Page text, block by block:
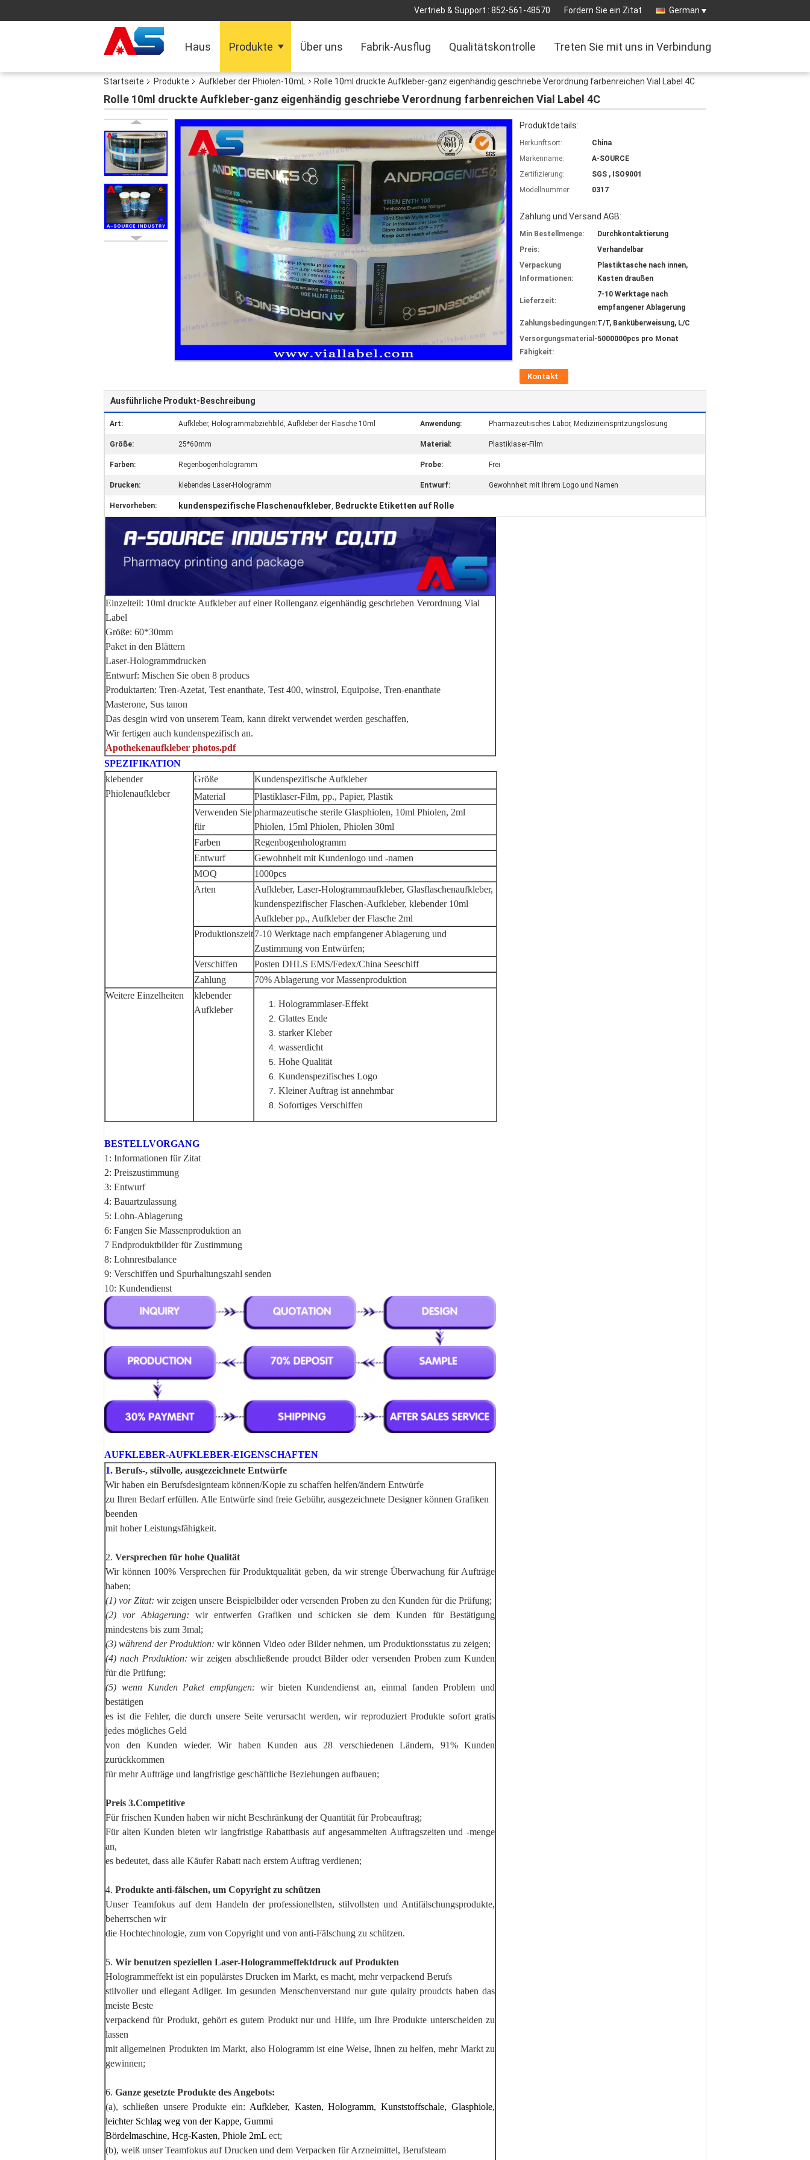
Vertrieb & Support : 852-561-48570 Fordern Sie ein Zitat German
Haus Produkte Über uns Fabrik-Ausflug Qualitätskontrolle Treten Sie mit uns in Verbindung
Startseite Produkte Aufkleber der Phiolen-10mL Rolle 10ml druckte Aufkleber-ganz eigenhändig geschriebe Verordnung farbenreichen Vial Label 4C
Rolle 10ml druckte Aufkleber-ganz eigenhändig geschriebe Verordnung farbenreichen Vial Label 4C
Produktdetails:
Herkunftsort:
China
Markenname:
A-SOURCE
Zertifizierung:
SGS , ISO9001
Modellnummer:
0317
Zahlung und Versand AGB:
Min Bestellmenge:
Durchkontaktierung
Preis:
Verhandelbar
Verpackung
Informationen:
Plastiktasche nach innen,
Kasten draußen
Lieferzeit:
7-10 Werktage nach
empfangener Ablagerung
Zahlungsbedingungen:T/T, Banküberweisung, L/C
Versorgungsmaterial-
Fähigkeit:
5000000pcs pro Monat
Kontakt
Ausführliche Produkt-Beschreibung
Art: Aufkleber, Hologrammabziehbild, Aufkleber der Flasche 10ml Anwendung: Pharmazeutisches Labor, Medizineinspritzungslösung
Größe: 25*60mm Material: Plastiklaser-Film
Farben: Regenbogenhologramm Probe: Frei
Drucken: klebendes Laser-Hologramm Entwurf: Gewohnheit mit Ihrem Logo und Namen
Hervorheben: kundenspezifische Flaschenaufkleber, Bedruckte Etiketten auf Rolle
Einzelteil: 10ml druckte Aufkleber auf einer Rollenganz eigenhändig geschrieben Verordnung Vial
Label
Größe: 60*30mm
Paket in den Blättern
Laser-Hologrammdrucken
Entwurf: Mischen Sie oben 8 producs
Produktarten: Tren-Azetat, Test enanthate, Test 400, winstrol, Equipoise, Tren-enanthate
Masterone, Sus tanon
Das desgin wird von unserem Team, kann direkt verwendet werden geschaffen,
Wir fertigen auch kundenspezifisch an.
Apothekenaufkleber photos.pdf
SPEZIFIKATION
klebender
Phiolenaufkleber
Größe
Kundenspezifische Aufkleber
Material
Plastiklaser-Film, pp., Papier, Plastik
Verwenden Sie
für
pharmazeutische sterile Glasphiolen, 10ml Phiolen, 2ml
Phiolen, 15ml Phiolen, Phiolen 30ml
Farben
Regenbogenhologramm
Entwurf
Gewohnheit mit Kundenlogo und -namen
MOQ
1000pcs
Arten
Aufkleber, Laser-Hologrammaufkleber, Glasflaschenaufkleber,
kundenspezifischer Flaschen-Aufkleber, klebender 10ml
Aufkleber pp., Aufkleber der Flasche 2ml
Produktionszeit7-10 Werktage nach empfangener Ablagerung und
Zustimmung von Entwürfen;
Verschiffen
Posten DHLS EMS/Fedex/China Seeschiff
Zahlung
70% Ablagerung vor Massenproduktion
Weitere Einzelheiten
klebender
Aufkleber
Hologrammlaser-Effekt
Glattes Ende
starker Kleber
wasserdicht
Hohe Qualität
Kundenspezifisches Logo
Kleiner Auftrag ist annehmbar
Sofortiges Verschiffen
BESTELLVORGANG
1: Informationen für Zitat
2: Preiszustimmung
3: Entwurf
4: Bauartzulassung
5: Lohn-Ablagerung
6: Fangen Sie Massenproduktion an
7 Endproduktbilder für Zustimmung
8: Lohnrestbalance
9: Verschiffen und Spurhaltungszahl senden
10: Kundendienst
AUFKLEBER-AUFKLEBER-EIGENSCHAFTEN
1. Berufs-, stilvolle, ausgezeichnete Entwürfe
Wir haben ein Berufsdesignteam können/Kopie zu schaffen helfen/ändern Entwürfe
zu Ihren Bedarf erfüllen. Alle Entwürfe sind freie Gebühr, ausgezeichnete Designer können Grafiken
beenden
mit hoher Leistungsfähigkeit.
2. Versprechen für hohe Qualität
Wir können 100% Versprechen für Produktqualität geben, da wir strenge Überwachung für Aufträge
haben;
(1) vor Zitat: wir zeigen unsere Beispielbilder oder versenden Proben zu den Kunden für die Prüfung;
(2) vor Ablagerung: wir entwerfen Grafiken und schicken sie dem Kunden für Bestätigung
mindestens bis zum 3mal;
(3) während der Produktion: wir können Video oder Bilder nehmen, um Produktionsstatus zu zeigen;
(4) nach Produktion: wir zeigen abschließende proudct Bilder oder versenden Proben zum Kunden
für die Prüfung;
(5) wenn Kunden Paket empfangen: wir bieten Kundendienst an, einmal fanden Problem und
bestätigen
es ist die Fehler, die durch unsere Seite verursacht werden, wir reproduziert Produkte sofort gratis
jedes mögliches Geld
von den Kunden wieder. Wir haben Kunden aus 28 verschiedenen Ländern, 91% Kunden
zurückkommen
für mehr Aufträge und langfristige geschäftliche Beziehungen aufbauen;
Preis 3.Competitive
Für frischen Kunden haben wir nicht Beschränkung der Quantität für Probeauftrag;
Für alten Kunden bieten wir langfristige Rabattbasis auf angesammelten Auftragszeiten und -menge
an,
es bedeutet, dass alle Käufer Rabatt nach erstem Auftrag verdienen;
4. Produkte anti-fälschen, um Copyright zu schützen
Unser Teamfokus auf dem Handeln der professionellsten, stilvollsten und Antifälschungsprodukte,
beherrschen wir
die Hochtechnologie, zum von Copyright und von anti-Fälschung zu schützen.
5. Wir benutzen speziellen Laser-Hologrammeffektdruck auf Produkten
Hologrammeffekt ist ein populärstes Drucken im Markt, es macht, mehr verpackend Berufs
stilvoller und ellegant Adliger. Im gesunden Menschenverstand nur gute qulaity proudcts haben das
meiste Beste
verpackend für Produkt, gehört es gutem Produkt nur und Hilfe, um Ihre Produkte unterscheiden zu
lassen
mit allgemeinen Produkten im Markt, also Hologramm ist eine Weise, Ihnen zu helfen, mehr Markt zu
gewinnen;
6. Ganze gesetzte Produkte des Angebots:
(a), schließen unsere Produkte ein: Aufkleber, Kasten, Hologramm, Kunststoffschale, Glasphiole,
leichter Schlag weg von der Kappe, Gummi
Bördelmaschine, Hcg-Kasten, Phiole 2mL ect;
(b), weiß unser Teamfokus auf Drucken und dem Verpacken für Arzneimittel, Berufsteam